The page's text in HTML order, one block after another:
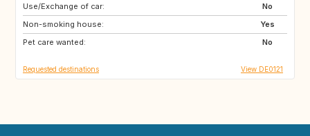
Use/Exchange of car:
No
Non-smoking house:
Yes
Pet care wanted:
No
HU
GB
PT
Requested destinations View DE0121